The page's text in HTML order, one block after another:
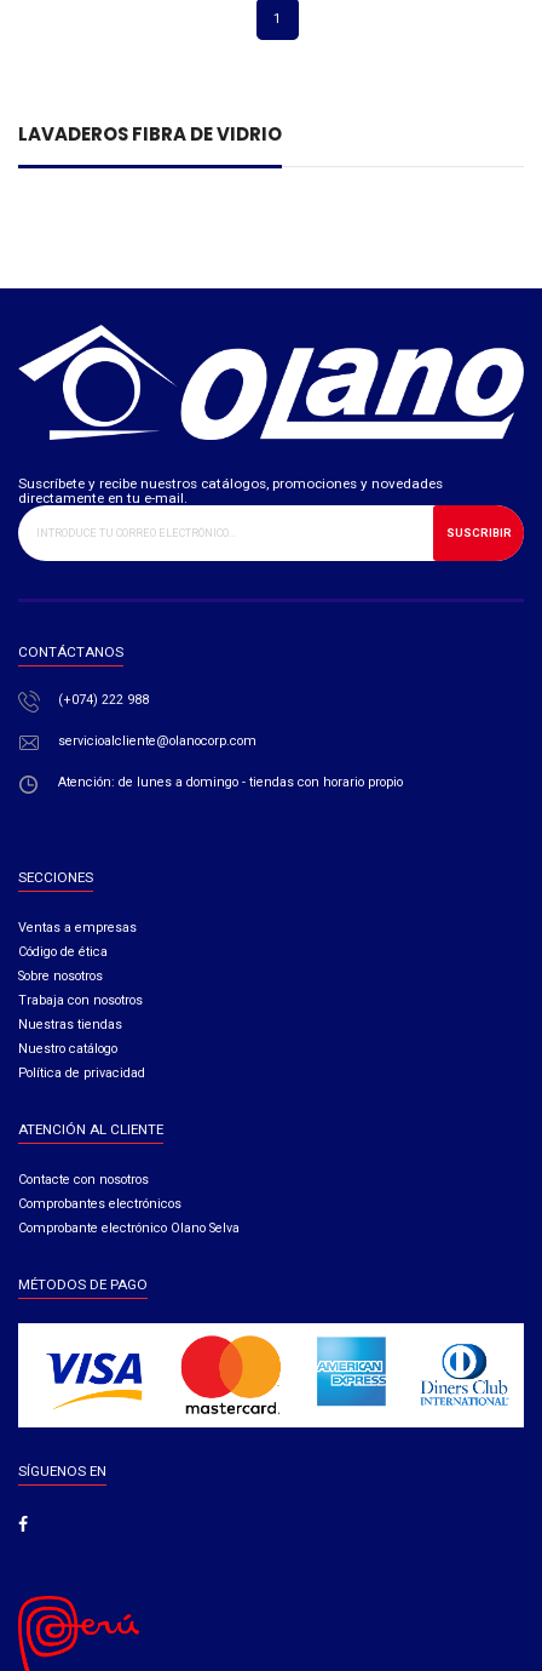
LAVADEROS FIBRA DE VIDRIO
1
Suscríbete y recibe nuestros catálogos, promociones y novedades
directamente en tu e-mail.
SUSCRIBIR
CONTÁCTANOS
(+074) 222 988
servicioalcliente@olanocorp.com
Atención: de lunes a domingo - tiendas con horario propio
SECCIONES
Ventas a empresas​
Código de ética​
Sobre nosotros
Trabaja con nosotros
Nuestras tiendas
Nuestro catálogo
Política de privacidad
ATENCIÓN AL CLIENTE
Contacte con nosotros
Comprobantes electrónicos
Comprobante electrónico Olano Selva
MÉTODOS DE PAGO
SÍGUENOS EN